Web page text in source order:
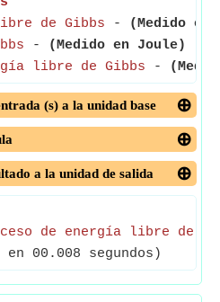
de Gibbs -
(Medido en
- (Medido en Joule)
libre de Gibbs -
(s) a la unidad base
a la unidad de salida
de energía libre de
00.008 segundos)